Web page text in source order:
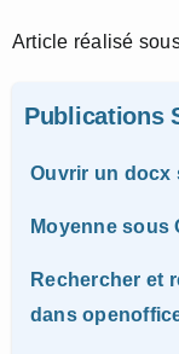
Article réalisé
Publications
Ouvrir un docx
Moyenne sous
Rechercher et
dans